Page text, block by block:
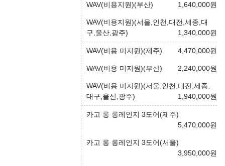
WAV(비용지원)(부산) 1,640,000원
WAV(비용지원)(서울,인천,대전,세종,대
구,울산,광주)
1,340,000원
WAV(비용 미지원)(제주) 4,470,000원
WAV(비용 미지원)(부산) 2,240,000원
WAV(비용 미지원)(서울,인천,대전,세종,
대구,울산,광주)
1,940,000원
카고 롱 롱레인지 3도어(제주)
5,470,000원
카고 롱 롱레인지 3도어(서울)
3,950,000원